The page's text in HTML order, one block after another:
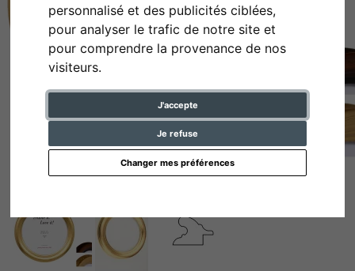
personnalisé et des publicités ciblées,
pour analyser le trafic de notre site et
pour comprendre la provenance de nos
visiteurs.
J'accepte
Je refuse
Changer mes préférences
Retour